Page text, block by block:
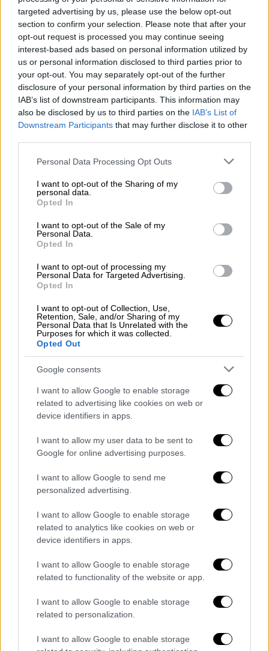
targeted advertising by us, please use the below opt-out
section to confirm your selection. Please note that after your
opt-out request is processed you may continue seeing
interest-based ads based on personal information utilized by
us or personal information disclosed to third parties prior to
your opt-out. You may separately opt-out of the further
disclosure of your personal information by third parties on the
IAB’s list of downstream participants. This information may
also be disclosed by us to third parties on the IAB’s List of
Downstream Participants that may further disclose it to other
Please note that this website/app uses one or more Google
not limited to your visit or usage behaviour. You may click to
grant or deny consent to Google and its third-party tags to
use your data for below specified purposes in below Google
consent section.
Personal Data Processing Opt Outs
I want to opt-out of the Sharing of my
personal data.
Opted In
I want to opt-out of the Sale of my
Personal Data.
Opted In
I want to opt-out of processing my
Personal Data for Targeted Advertising.
Opted In
I want to opt-out of Collection, Use,
Retention, Sale, and/or Sharing of my
Personal Data that Is Unrelated with the
Purposes for which it was collected.
Opted Out
Google consents
I want to allow Google to enable storage
related to advertising like cookies on web or
device identifiers in apps.
I want to allow my user data to be sent to
Google for online advertising purposes.
I want to allow Google to send me
personalized advertising.
I want to allow Google to enable storage
related to analytics like cookies on web or
device identifiers in apps.
I want to allow Google to enable storage
related to functionality of the website or app.
I want to allow Google to enable storage
related to personalization.
I want to allow Google to enable storage
Πολιτισμός|15.09.2022 11:07
Ειρήνη Παππά: Το αφιέρωμα της Finos
Film στη σπουδαία ηθοποιό
Η Finos Film δημοσίευσε μέσα από τον
επίσημο λογαριασμό της στο Twitter, ένα
αφιερωματικό βίντεο
Πολιτική|14.09.2022 15:52
Μητσοτάκης για Ειρήνη Παππά:
Αποχαιρετάμε την τελευταία
εκπρόσωπο μιας σπουδαίας γενιάς
Με ανάρτησή του στο twitter
Πολιτισμός|14.09.2022 12:55
Ειρήνη Παππά: «Μία διεθνής
ελληνικότητα» - Η ανακοίνωση του